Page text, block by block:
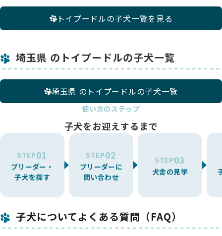
トイプードルの子犬一覧を見る
埼玉県 のトイプードルの子犬一覧
埼玉県 のトイプードルの子犬一覧
使い方のステップ
子犬をお迎えするまで
STEP01
ブリーダー・
子犬を探す
STEP02
ブリーダーに
問い合わせ
STEP03
犬舎の見学
子犬についてよくある質問（FAQ）